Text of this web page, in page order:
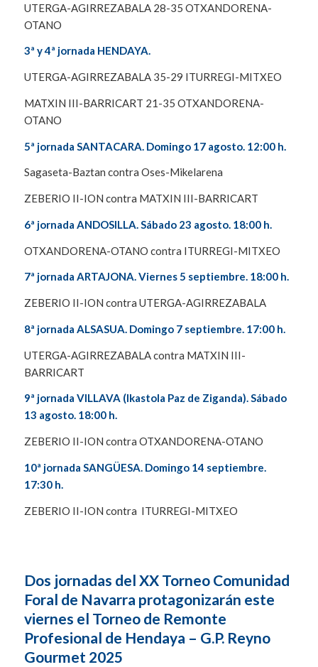
UTERGA-AGIRREZABALA 28-35 OTXANDORENA-
OTANO
3ª y 4ª jornada HENDAYA.
UTERGA-AGIRREZABALA 35-29 ITURREGI-MITXEO
MATXIN III-BARRICART 21-35 OTXANDORENA-
OTANO
5ª jornada SANTACARA. Domingo 17 agosto. 12:00 h.
Sagaseta-Baztan contra Oses-Mikelarena
ZEBERIO II-ION contra MATXIN III-BARRICART
6ª jornada ANDOSILLA. Sábado 23 agosto. 18:00 h.
OTXANDORENA-OTANO contra ITURREGI-MITXEO
7ª jornada ARTAJONA. Viernes 5 septiembre. 18:00 h.
ZEBERIO II-ION contra UTERGA-AGIRREZABALA
8ª jornada ALSASUA. Domingo 7 septiembre. 17:00 h.
UTERGA-AGIRREZABALA contra MATXIN III-
BARRICART
9ª jornada VILLAVA (Ikastola Paz de Ziganda). Sábado
13 agosto. 18:00 h.
ZEBERIO II-ION contra OTXANDORENA-OTANO
10ª jornada SANGÜESA. Domingo 14 septiembre.
17:30 h.
ZEBERIO II-ION contra ITURREGI-MITXEO
Dos jornadas del XX Torneo Comunidad
Foral de Navarra protagonizarán este
viernes el Torneo de Remonte
Profesional de Hendaya – G.P. Reyno
Gourmet 2025